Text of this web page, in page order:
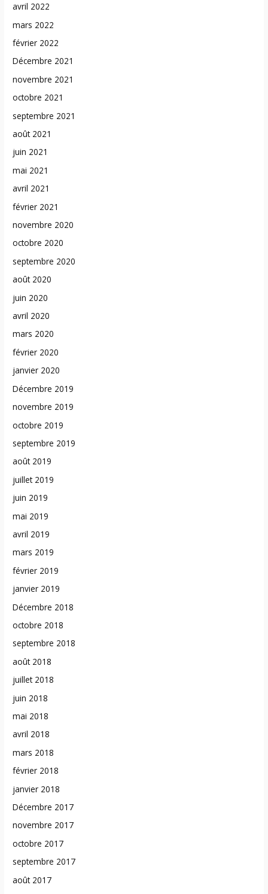
avril 2022
mars 2022
février 2022
Décembre 2021
novembre 2021
octobre 2021
septembre 2021
août 2021
juin 2021
mai 2021
avril 2021
février 2021
novembre 2020
octobre 2020
septembre 2020
août 2020
juin 2020
avril 2020
mars 2020
février 2020
janvier 2020
Décembre 2019
novembre 2019
octobre 2019
septembre 2019
août 2019
juillet 2019
juin 2019
mai 2019
avril 2019
mars 2019
février 2019
janvier 2019
Décembre 2018
octobre 2018
septembre 2018
août 2018
juillet 2018
juin 2018
mai 2018
avril 2018
mars 2018
février 2018
janvier 2018
Décembre 2017
novembre 2017
octobre 2017
septembre 2017
août 2017